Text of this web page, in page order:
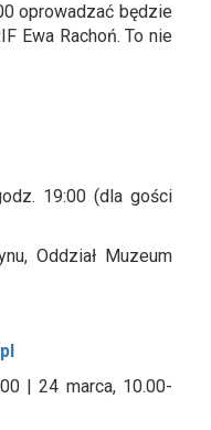
oprowadzać będzie
Ewa Rachoń. To nie
19:00 (dla gości
Oddział Muzeum
| 24 marca, 10.00-